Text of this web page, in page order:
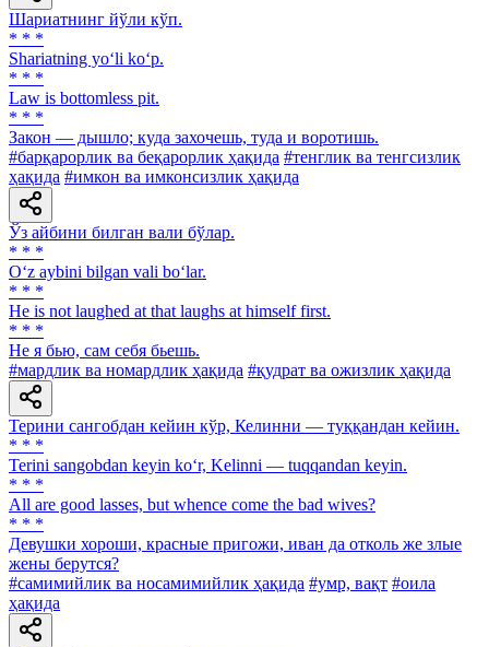
Шариатнинг йўли кўп.
* * *
Shariatning yo‘li ko‘p.
* * *
Law is bottomless pit.
* * *
Закон — дышло; куда захочешь, туда и воротишь.
#барқарорлик ва беқарорлик ҳақида #тенглик ва тенгсизлик
ҳақида #имкон ва имконсизлик ҳақида
Ўз айбини билган вали бўлар.
* * *
O‘z aybini bilgan vali bo‘lar.
* * *
He is not laughed at that laughs at himself first.
* * *
He я бью, сам себя бьешь.
#мардлик ва номардлик ҳақида #қудрат ва ожизлик ҳақида
Терини сангобдан кейин кўр, Келинни — туққандан кейин.
* * *
Terini sangobdan keyin ko‘r, Kelinni — tuqqandan keyin.
* * *
All are good lasses, but whence come the bad wives?
* * *
Девушки хороши, красные пригожи, иван да отколь же злые
жены берутся?
#самимийлик ва носамимийлик ҳақида #умр, вақт #оила
ҳақида